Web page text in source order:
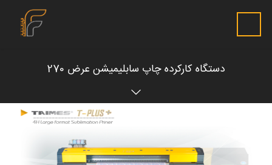
دستگاه کارکرده چاپ سابلیمیشن عرض 270